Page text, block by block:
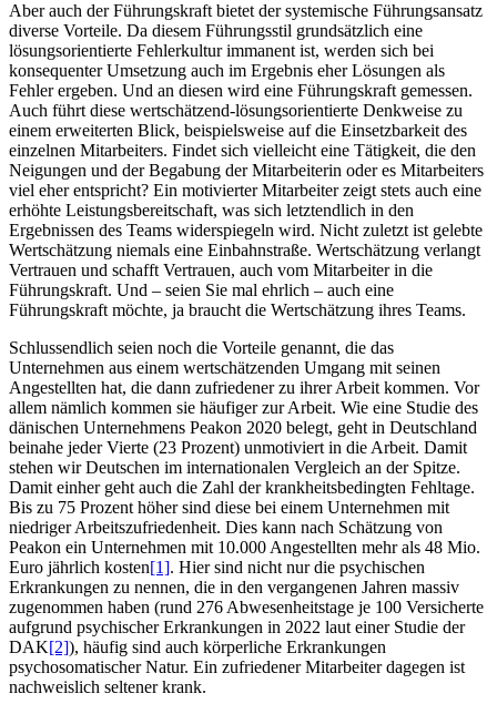
Aber auch der Führungskraft bietet der systemische Führungsansatz
diverse Vorteile. Da diesem Führungsstil grundsätzlich eine
lösungsorientierte Fehlerkultur immanent ist, werden sich bei
konsequenter Umsetzung auch im Ergebnis eher Lösungen als
Fehler ergeben. Und an diesen wird eine Führungskraft gemessen.
Auch führt diese wertschätzend-lösungsorientierte Denkweise zu
einem erweiterten Blick, beispielsweise auf die Einsetzbarkeit des
einzelnen Mitarbeiters. Findet sich vielleicht eine Tätigkeit, die den
Neigungen und der Begabung der Mitarbeiterin oder es Mitarbeiters
viel eher entspricht? Ein motivierter Mitarbeiter zeigt stets auch eine
erhöhte Leistungsbereitschaft, was sich letztendlich in den
Ergebnissen des Teams widerspiegeln wird. Nicht zuletzt ist gelebte
Wertschätzung niemals eine Einbahnstraße. Wertschätzung verlangt
Vertrauen und schafft Vertrauen, auch vom Mitarbeiter in die
Führungskraft. Und – seien Sie mal ehrlich – auch eine
Führungskraft möchte, ja braucht die Wertschätzung ihres Teams.
Schlussendlich seien noch die Vorteile genannt, die das
Unternehmen aus einem wertschätzenden Umgang mit seinen
Angestellten hat, die dann zufriedener zu ihrer Arbeit kommen. Vor
allem nämlich kommen sie häufiger zur Arbeit. Wie eine Studie des
dänischen Unternehmens Peakon 2020 belegt, geht in Deutschland
beinahe jeder Vierte (23 Prozent) unmotiviert in die Arbeit. Damit
stehen wir Deutschen im internationalen Vergleich an der Spitze.
Damit einher geht auch die Zahl der krankheitsbedingten Fehltage.
Bis zu 75 Prozent höher sind diese bei einem Unternehmen mit
niedriger Arbeitszufriedenheit. Dies kann nach Schätzung von
Peakon ein Unternehmen mit 10.000 Angestellten mehr als 48 Mio.
Euro jährlich kosten[1]. Hier sind nicht nur die psychischen
Erkrankungen zu nennen, die in den vergangenen Jahren massiv
zugenommen haben (rund 276 Abwesenheitstage je 100 Versicherte
aufgrund psychischer Erkrankungen in 2022 laut einer Studie der
DAK[2]), häufig sind auch körperliche Erkrankungen
psychosomatischer Natur. Ein zufriedener Mitarbeiter dagegen ist
nachweislich seltener krank.